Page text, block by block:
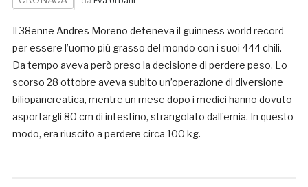
Il 38enne Andres Moreno deteneva il guinness world record
per essere l’uomo più grasso del mondo con i suoi 444 chili.
Da tempo aveva però preso la decisione di perdere peso. Lo
scorso 28 ottobre aveva subito un’operazione di diversione
biliopancreatica, mentre un mese dopo i medici hanno dovuto
asportargli 80 cm di intestino, strangolato dall’ernia. In questo
modo, era riuscito a perdere circa 100 kg.